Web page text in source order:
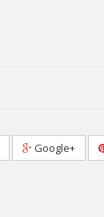
Google+